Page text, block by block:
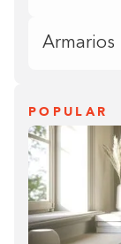
Armarios
POPULAR